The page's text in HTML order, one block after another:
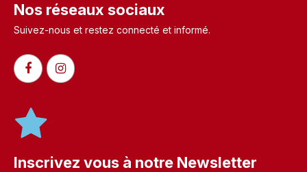
Nos réseaux sociaux
Suivez-nous et restez connecté et informé.​
Inscrivez vous à notre Newsletter